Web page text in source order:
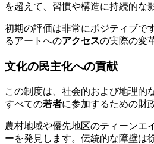
を超えて、習慣や構造に持続的な
初期の評価は非常にポジティブで
るアートへのアクセスの実際の変
文化の民主化への貢献
この制度は、社会的および地理的
すべての若者に参加するための財
農村地域や優先地区のティーンエ
ーを発見します。伝統的な障壁は